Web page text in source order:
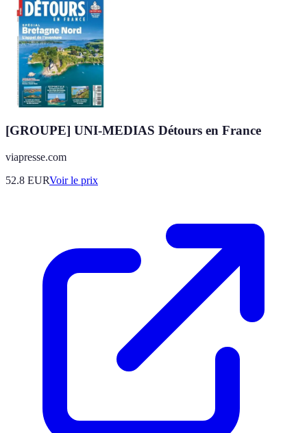
[GROUPE] UNI-MEDIAS Détours en France
viapresse.com
52.8 EURVoir le prix